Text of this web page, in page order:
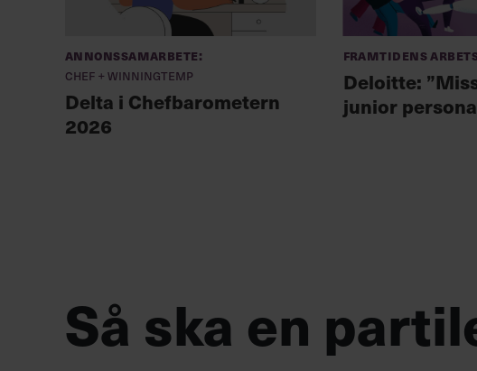
Annonssamarbete:
Chef + Winningtemp
Delta i Chefbarometern
2026
Framtidens
Deloitte:
junior
Så ska en